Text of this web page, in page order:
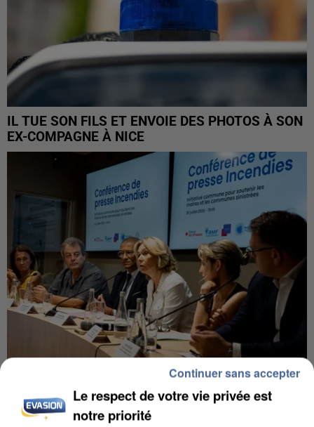
IL TUE SON FILS ET ENVOIE DES PHOTOS À SON
EX-COMPAGNE À NICE
INCENDIES : L’ÎLE-DE-FRANCE LANCE UN ÉLAN
DE SOLIDARITÉ AVEC LES...
Le respect de votre vie privée est
notre priorité
Continuer sans accepter